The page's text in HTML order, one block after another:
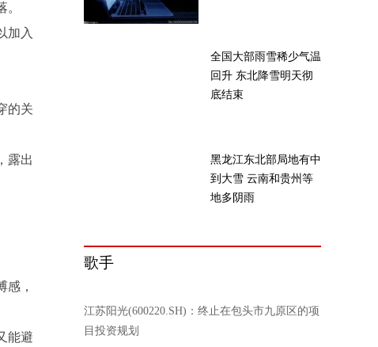
加入
的关
露出
感，
能避
全国大部雨雪稀少气温
回升 东北降雪明天彻
底结束
黑龙江东北部局地有中
到大雪 云南和贵州等
地多阴雨
歌手
江苏阳光(600220.SH)：终止在包头市九原区的项
目投资规划